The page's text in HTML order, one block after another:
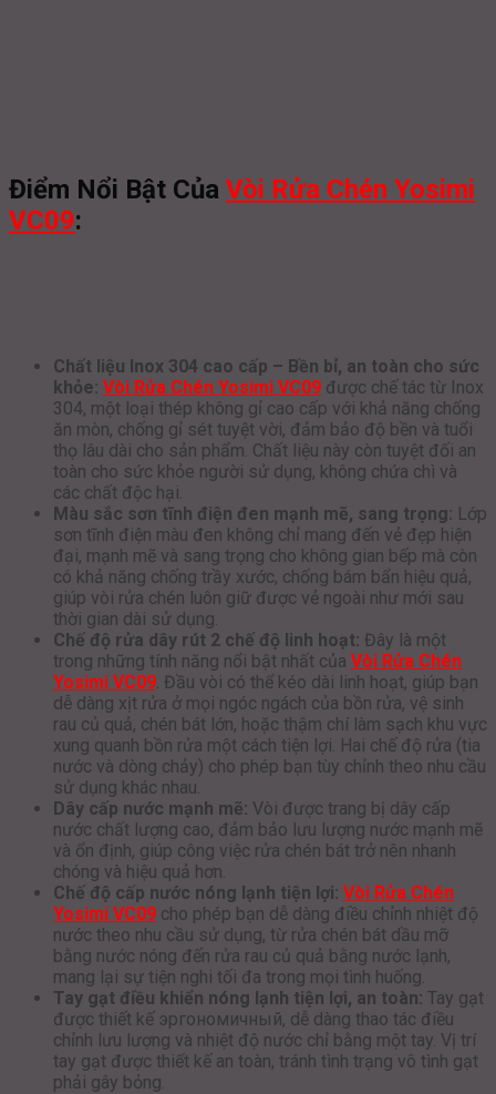
Điểm Nổi Bật Của Vòi Rửa Chén Yosimi
VC09:
Chất liệu Inox 304 cao cấp – Bền bỉ, an toàn cho sức
khỏe: Vòi Rửa Chén Yosimi VC09 được chế tác từ Inox
304, một loại thép không gỉ cao cấp với khả năng chống
ăn mòn, chống gỉ sét tuyệt vời, đảm bảo độ bền và tuổi
thọ lâu dài cho sản phẩm. Chất liệu này còn tuyệt đối an
toàn cho sức khỏe người sử dụng, không chứa chì và
các chất độc hại.
Màu sắc sơn tĩnh điện đen mạnh mẽ, sang trọng: Lớp
sơn tĩnh điện màu đen không chỉ mang đến vẻ đẹp hiện
đại, mạnh mẽ và sang trọng cho không gian bếp mà còn
có khả năng chống trầy xước, chống bám bẩn hiệu quả,
giúp vòi rửa chén luôn giữ được vẻ ngoài như mới sau
thời gian dài sử dụng.
Chế độ rửa dây rút 2 chế độ linh hoạt: Đây là một
trong những tính năng nổi bật nhất của Vòi Rửa Chén
Yosimi VC09. Đầu vòi có thể kéo dài linh hoạt, giúp bạn
dễ dàng xịt rửa ở mọi ngóc ngách của bồn rửa, vệ sinh
rau củ quả, chén bát lớn, hoặc thậm chí làm sạch khu vực
xung quanh bồn rửa một cách tiện lợi. Hai chế độ rửa (tia
nước và dòng chảy) cho phép bạn tùy chỉnh theo nhu cầu
sử dụng khác nhau.
Dây cấp nước mạnh mẽ: Vòi được trang bị dây cấp
nước chất lượng cao, đảm bảo lưu lượng nước mạnh mẽ
và ổn định, giúp công việc rửa chén bát trở nên nhanh
chóng và hiệu quả hơn.
Chế độ cấp nước nóng lạnh tiện lợi: Vòi Rửa Chén
Yosimi VC09 cho phép bạn dễ dàng điều chỉnh nhiệt độ
nước theo nhu cầu sử dụng, từ rửa chén bát dầu mỡ
bằng nước nóng đến rửa rau củ quả bằng nước lạnh,
mang lại sự tiện nghi tối đa trong mọi tình huống.
Tay gạt điều khiển nóng lạnh tiện lợi, an toàn: Tay gạt
được thiết kế эргономичный, dễ dàng thao tác điều
chỉnh lưu lượng và nhiệt độ nước chỉ bằng một tay. Vị trí
tay gạt được thiết kế an toàn, tránh tình trạng vô tình gạt
phải gây bỏng.